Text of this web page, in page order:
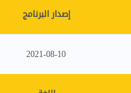
إصدار البرنامج
2021-08-10